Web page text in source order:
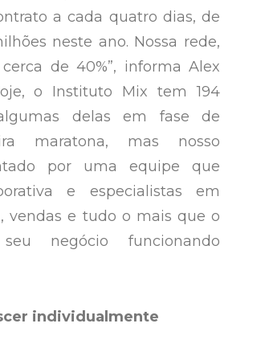
a cada quatro dias, de
neste ano. Nossa rede,
de 40%”, informa Alex
o Instituto Mix tem 194
delas em fase de
maratona, mas nosso
por uma equipe que
e especialistas em
vendas e tudo o mais que o
negócio funcionando
individualmente